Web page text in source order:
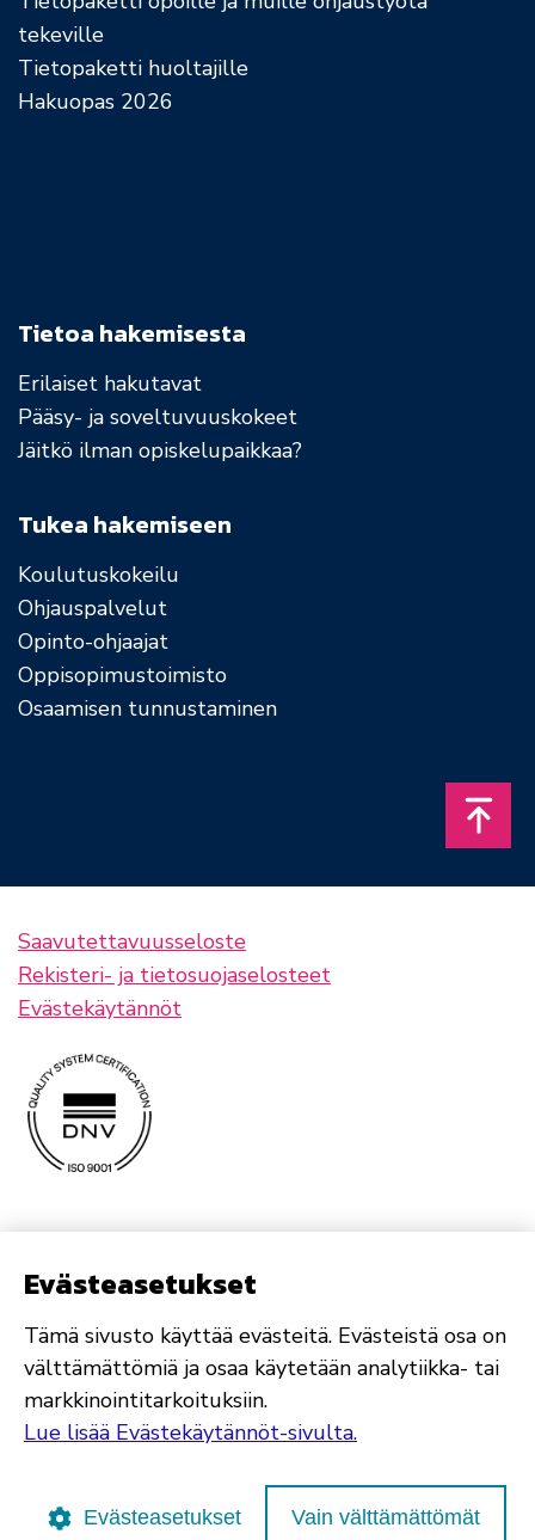
tekeville
Tietopaketti huoltajille
Hakuopas 2026
Tietoa hakemisesta
Erilaiset hakutavat
Pääsy- ja soveltuvuuskokeet
Jäitkö ilman opiskelupaikkaa?
Tukea hakemiseen
Koulutuskokeilu
Ohjauspalvelut
Opinto-ohjaajat
Oppisopimustoimisto
Osaamisen tunnustaminen
Saavutettavuusseloste
Rekisteri- ja tietosuojaselosteet
Evästekäytännöt
Evästeasetukset
Tämä sivusto käyttää evästeitä. Evästeistä osa on
välttämättömiä ja osaa käytetään analytiikka- tai
markkinointitarkoituksiin.
Lue lisää Evästekäytännöt-sivulta.
Evästeasetukset Vain välttämättömät